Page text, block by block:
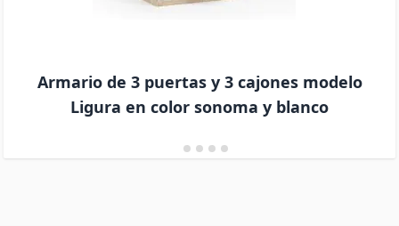
Armario de 3 puertas y 3 cajones modelo
Ligura en color sonoma y blanco